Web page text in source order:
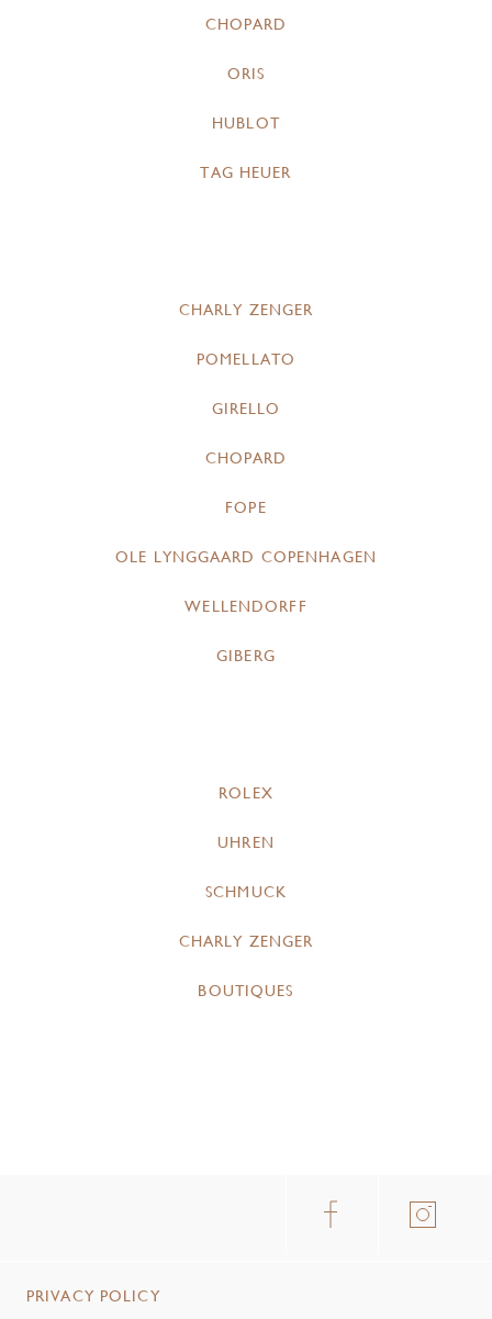
CHOPARD
ORIS
HUBLOT
TAG HEUER
CHARLY ZENGER
POMELLATO
GIRELLO
CHOPARD
FOPE
OLE LYNGGAARD COPENHAGEN
WELLENDORFF
GIBERG
ROLEX
UHREN
SCHMUCK
CHARLY ZENGER
BOUTIQUES
PRIVACY POLICY